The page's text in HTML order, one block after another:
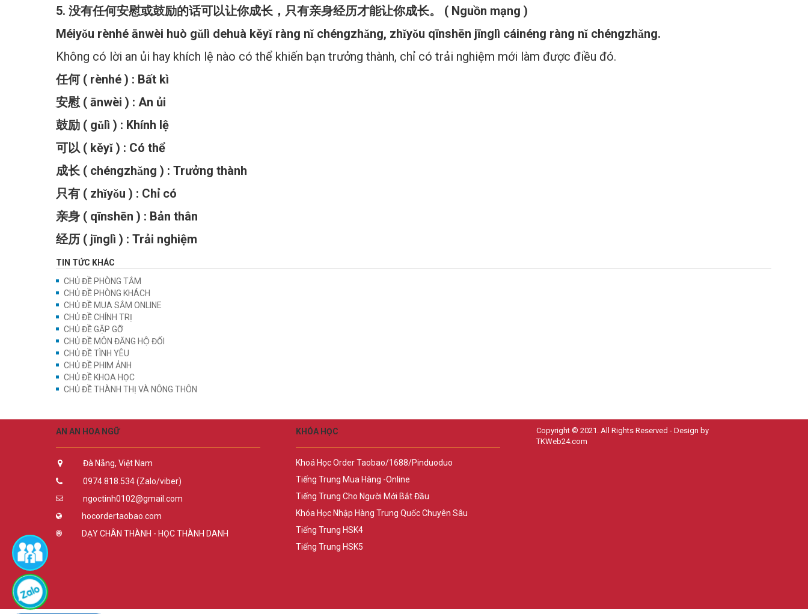
5. 没有任何安慰或鼓励的话可以让你成长，只有亲身经历才能让你成长。 ( Nguồn mạng )
Méiyǒu rènhé ānwèi huò gǔlì dehuà kěyǐ ràng nǐ chéngzhǎng, zhǐyǒu qīnshēn jīnglì cáinéng ràng nǐ chéngzhǎng.
Không có lời an ủi hay khích lệ nào có thể khiến bạn trưởng thành, chỉ có trải nghiệm mới làm được điều đó.
任何 ( rènhé ) : Bất kì
安慰 ( ānwèi ) : An ủi
鼓励 ( gǔlì ) : Khính lệ
可以 ( kěyǐ ) : Có thể
成长 ( chéngzhǎng ) : Trưởng thành
只有 ( zhǐyǒu ) : Chỉ có
亲身 ( qīnshēn ) : Bản thân
经历 ( jīnglì ) : Trải nghiệm
TIN TỨC KHÁC
CHỦ ĐỀ PHÒNG TẮM
CHỦ ĐỀ PHÒNG KHÁCH
CHỦ ĐỀ MUA SẮM ONLINE
CHỦ ĐỀ CHÍNH TRỊ
CHỦ ĐỀ GẶP GỠ
CHỦ ĐỀ MÔN ĐĂNG HỘ ĐỐI
CHỦ ĐỀ TÌNH YÊU
CHỦ ĐỀ PHIM ẢNH
CHỦ ĐỀ KHOA HỌC
CHỦ ĐỀ THÀNH THỊ VÀ NÔNG THÔN
AN AN HOA NGỮ
Đà Nẵng, Việt Nam
0974.818.534 (Zalo/viber)
ngoctinh0102@gmail.com
hocordertaobao.com
DẠY CHÂN THÀNH - HỌC THÀNH DANH
KHÓA HỌC
Khoá Học Order Taobao/1688/Pinduoduo
Tiếng Trung Mua Hàng -Online
Tiếng Trung Cho Người Mới Bắt Đầu
Khóa Học Nhập Hàng Trung Quốc Chuyên Sâu
Tiếng Trung HSK4
Tiếng Trung HSK5
Copyright © 2021. All Rights Reserved - Design by
TKWeb24.com